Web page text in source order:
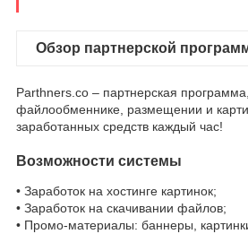
Обзор партнерской
Parthners.co – партнерская
файлообменнике, размещении и
заработанных средств каждый час!
Возможности системы
• Заработок на хостинге картинок;
• Заработок на скачивании файлов;
• Промо-материалы: баннеры,